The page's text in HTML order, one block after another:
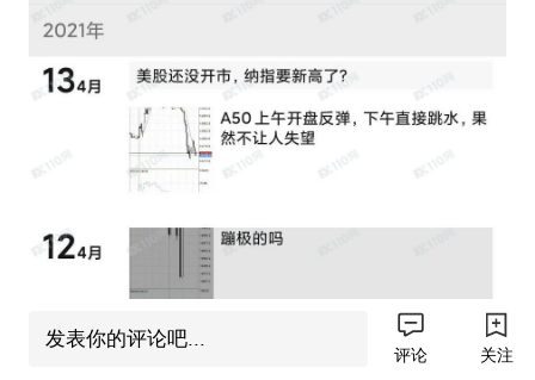
发表你的评论吧...
评论 关注